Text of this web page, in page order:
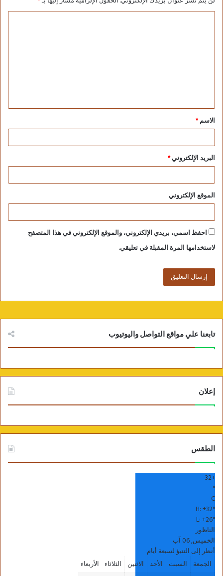
الاسم*
البريد الإلكتروني*
الموقع الإلكتروني
احفظ اسمي، بريدي الإلكتروني، والموقع الإلكتروني في هذا المتصفح
لاستخدامها المرة المقبلة في تعليقي.
تابعنا علي مواقع التواصل واليوتيوب
إعلان
الطقس
+
32
°
C
H:+32°
L:+26°
الناظور
الخميس, 06 آب
أنظر إلى التنبؤ لسبعة أيام
الجمعة
السبت الأحد الاثنين الثلاثاء
الأربعاء